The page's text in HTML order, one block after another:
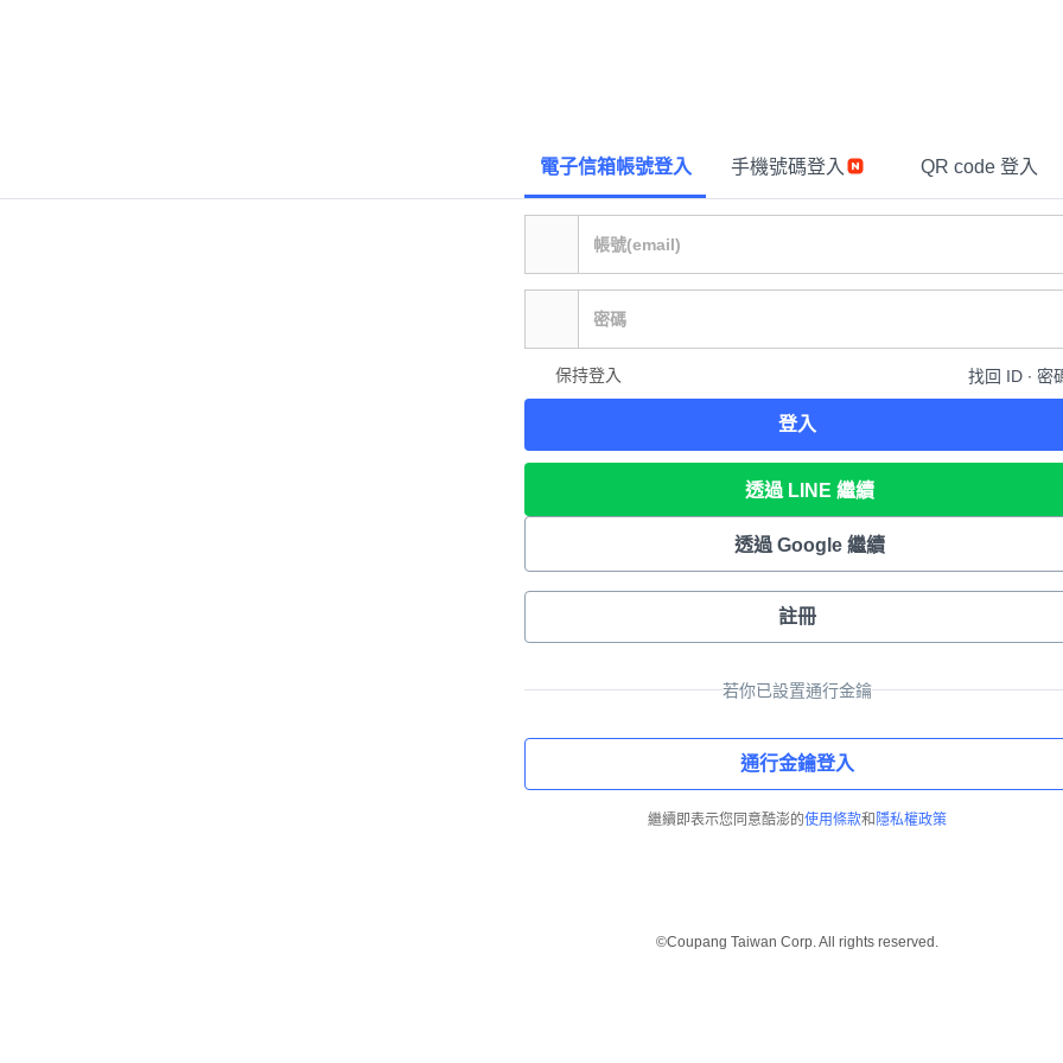
電子信箱帳號登入 手機號碼登入 QR code 登入
保持登入 找回 ID ∙ 密
登入
透過 LINE 繼續
透過 Google 繼續
註冊
若你已設置通行金鑰
通行金鑰登入
繼續即表示您同意酷澎的使用條款和 隱私權政策
©Coupang Taiwan Corp. All rights reserved.